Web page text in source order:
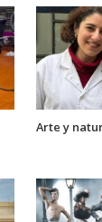
Arte y